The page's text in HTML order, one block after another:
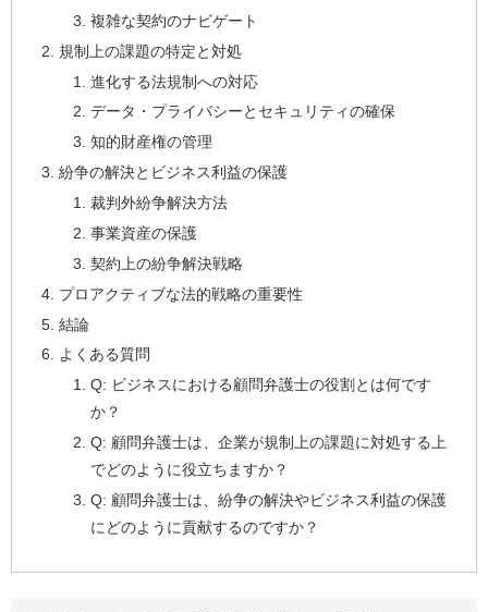
複雑な契約のナビゲート
規制上の課題の特定と対処
進化する法規制への対応
データ・プライバシーとセキュリティの確保
知的財産権の管理
紛争の解決とビジネス利益の保護
裁判外紛争解決方法
事業資産の保護
契約上の紛争解決戦略
プロアクティブな法的戦略の重要性
結論
よくある質問
Q: ビジネスにおける顧問弁護士の役割とは何です
か？
Q: 顧問弁護士は、企業が規制上の課題に対処する上
でどのように役立ちますか？
Q: 顧問弁護士は、紛争の解決やビジネス利益の保護
にどのように貢献するのですか？